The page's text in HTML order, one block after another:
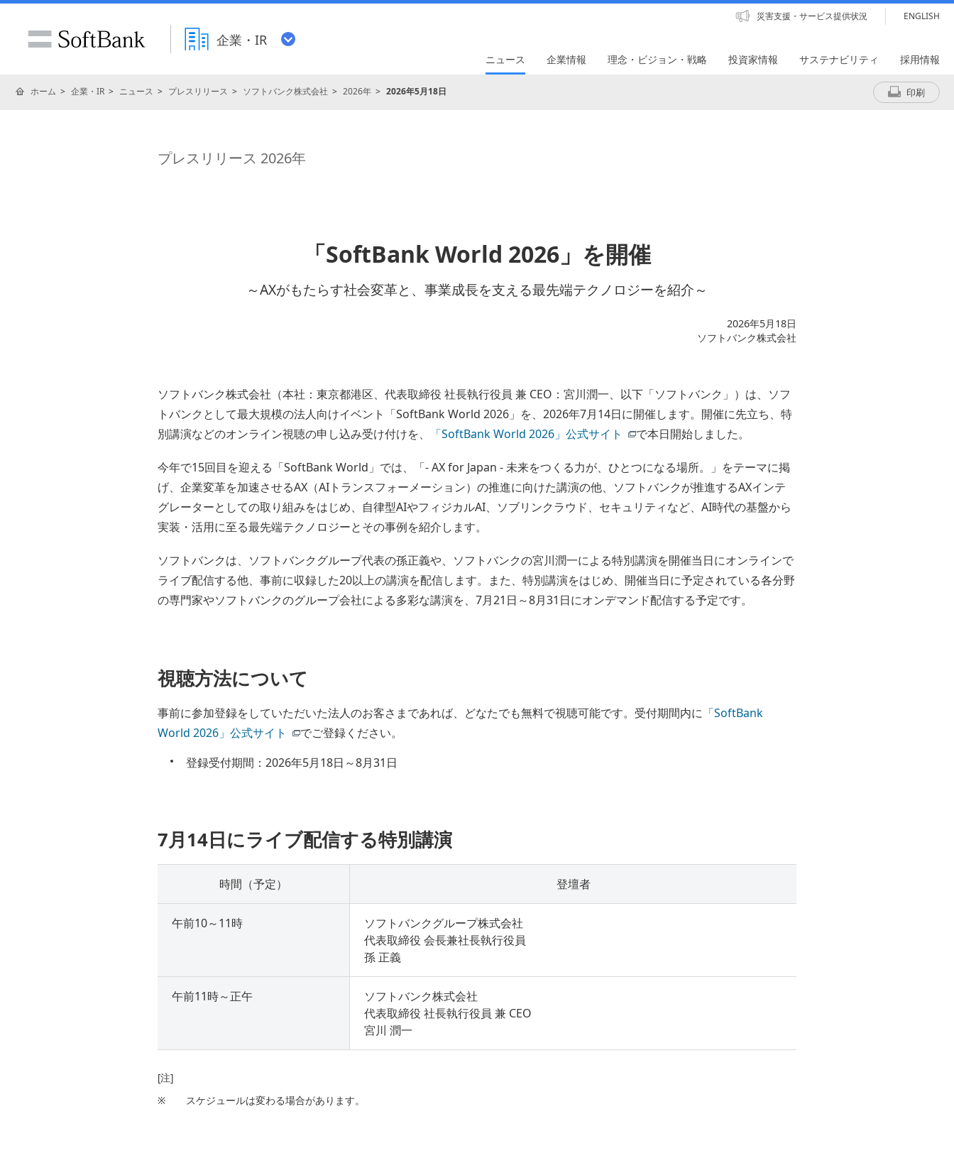
企業・IR
災害支援・サービス提供状況 ENGLISH
ニュース 企業情報 理念・ビジョン・戦略 投資家情報 サステナビリティ 採用情報
ホーム 企業・IR ニュース プレスリリース ソフトバンク株式会社 2026年 2026年5月18日 印刷
プレスリリース 2026年
「SoftBank World 2026」を開催
～AXがもたらす社会変革と、事業成長を支える最先端テクノロジーを紹介～
2026年5月18日
ソフトバンク株式会社
ソフトバンク株式会社（本社：東京都港区、代表取締役 社長執行役員 兼 CEO：宮川潤一、以下「ソフトバンク」）は、ソフ
トバンクとして最大規模の法人向けイベント「SoftBank World 2026」を、2026年7月14日に開催します。開催に先立ち、特
別講演などのオンライン視聴の申し込み受け付けを、
「SoftBank World 2026」公式サイト で本日開始しました。
今年で15回目を迎える「SoftBank World」では、「- AX for Japan - 未来をつくる力が、ひとつになる場所。」をテーマに掲
げ、企業変革を加速させるAX（AIトランスフォーメーション）の推進に向けた講演の他、ソフトバンクが推進するAXインテ
グレーターとしての取り組みをはじめ、自律型AIやフィジカルAI、ソブリンクラウド、セキュリティなど、AI時代の基盤から
実装・活用に至る最先端テクノロジーとその事例を紹介します。
ソフトバンクは、ソフトバンクグループ代表の孫正義や、ソフトバンクの宮川潤一による特別講演を開催当日にオンラインで
ライブ配信する他、事前に収録した20以上の講演を配信します。また、特別講演をはじめ、開催当日に予定されている各分野
の専門家やソフトバンクのグループ会社による多彩な講演を、7月21日～8月31日にオンデマンド配信する予定です。
視聴方法について
事前に参加登録をしていただいた法人のお客さまであれば、どなたでも無料で視聴可能です。受付期間内に 「SoftBank
World 2026」公式サイト
でご登録ください。
登録受付期間：2026年5月18日～8月31日
7月14日にライブ配信する特別講演
時間（予定） 登壇者
午前10～11時
ソフトバンクグループ株式会社
代表取締役 会長兼社長執行役員
孫 正義
午前11時～正午
ソフトバンク株式会社
代表取締役 社長執行役員 兼 CEO
宮川 潤一
[注]
※
スケジュールは変わる場合があります。